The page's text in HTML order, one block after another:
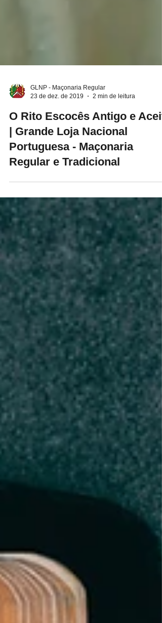
23 de dez. de 2019
2 min de leitura
O Rito Escocês Antigo e
| Grande Loja Nacional
Portuguesa - Maçonaria
Regular e Tradicional